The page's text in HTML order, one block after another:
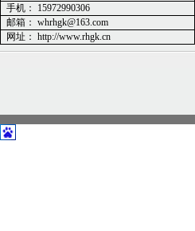
手机：
15972990306
邮箱： whrhgk@163.com
网址： http://www.rhgk.cn